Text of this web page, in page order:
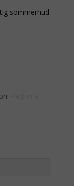
sommerhud